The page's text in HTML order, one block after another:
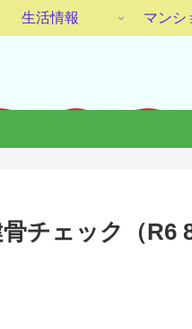
生活情報 マンシ
チェック（R6